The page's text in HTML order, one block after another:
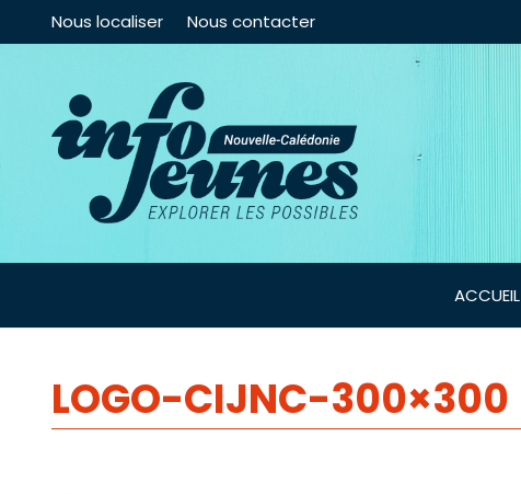
ACCUEIL
Nous localiser Nous contacter
LOGO-CIJNC-300×300